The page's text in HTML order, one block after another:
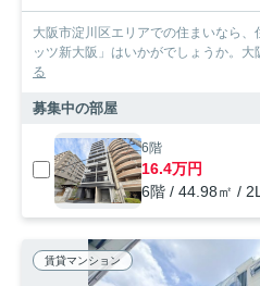
大阪市淀川区エリアでの住まいなら
ッツ新大阪」はいかがでしょうか。大
る
募集中の部屋
6階
16.4万円
6階 / 44.98㎡ /
賃貸マンション